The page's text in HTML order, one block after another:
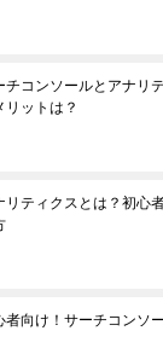
チコンソールとアナリ
リットは？
リティクスとは？初心
者向け！サーチコンソ